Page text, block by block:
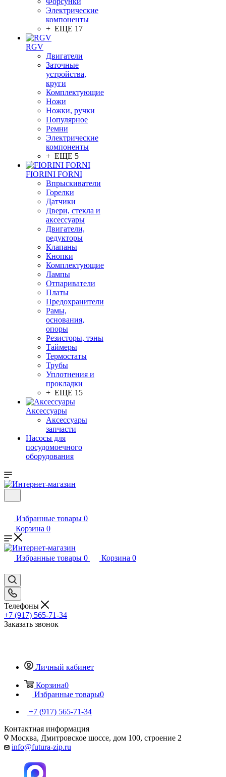
Электрические
компоненты
+ ЕЩЕ 17
RGV
Двигатели
Заточные
устройства,
круги
Комплектующие
Ножи
Ножки, ручки
Популярное
Ремни
Электрические
компоненты
+ ЕЩЕ 5
FIORINI FORNI
Впрыскиватели
Горелки
Датчики
Двери, стекла и
аксессуары
Двигатели,
редукторы
Клапаны
Кнопки
Комплектующие
Лампы
Отпариватели
Платы
Предохранители
Рамы,
основания,
опоры
Резисторы, тэны
Таймеры
Термостаты
Трубы
Уплотнения и
прокладки
+ ЕЩЕ 15
Аксессуары
Аксессуары
запчасти
Насосы для
посудомоечного
оборудования
Избранные товары 0
Корзина 0
Избранные товары 0 Корзина 0
Телефоны
+7 (917) 565-71-34
Заказать звонок
Личный кабинет
Корзина0
Избранные товары0
+7 (917) 565-71-34
Контактная информация
Москва, Дмитровское шоссе, дом 100, строение 2
info@futura-zip.ru